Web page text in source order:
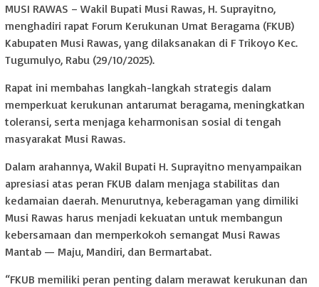
MUSI RAWAS – Wakil Bupati Musi Rawas, H. Suprayitno,
menghadiri rapat Forum Kerukunan Umat Beragama (FKUB)
Kabupaten Musi Rawas, yang dilaksanakan di F Trikoyo Kec.
Tugumulyo, Rabu (29/10/2025).
Rapat ini membahas langkah-langkah strategis dalam
memperkuat kerukunan antarumat beragama, meningkatkan
toleransi, serta menjaga keharmonisan sosial di tengah
masyarakat Musi Rawas.
Dalam arahannya, Wakil Bupati H. Suprayitno menyampaikan
apresiasi atas peran FKUB dalam menjaga stabilitas dan
kedamaian daerah. Menurutnya, keberagaman yang dimiliki
Musi Rawas harus menjadi kekuatan untuk membangun
kebersamaan dan memperkokoh semangat Musi Rawas
Mantab — Maju, Mandiri, dan Bermartabat.
“FKUB memiliki peran penting dalam merawat kerukunan dan